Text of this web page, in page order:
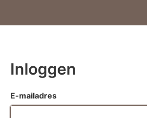
Inloggen
E-mailadres